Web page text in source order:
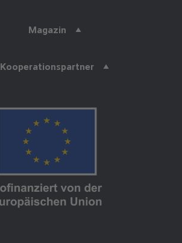
Magazin
Kooperationspartner